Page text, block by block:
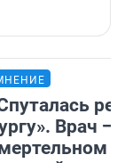
Врач —